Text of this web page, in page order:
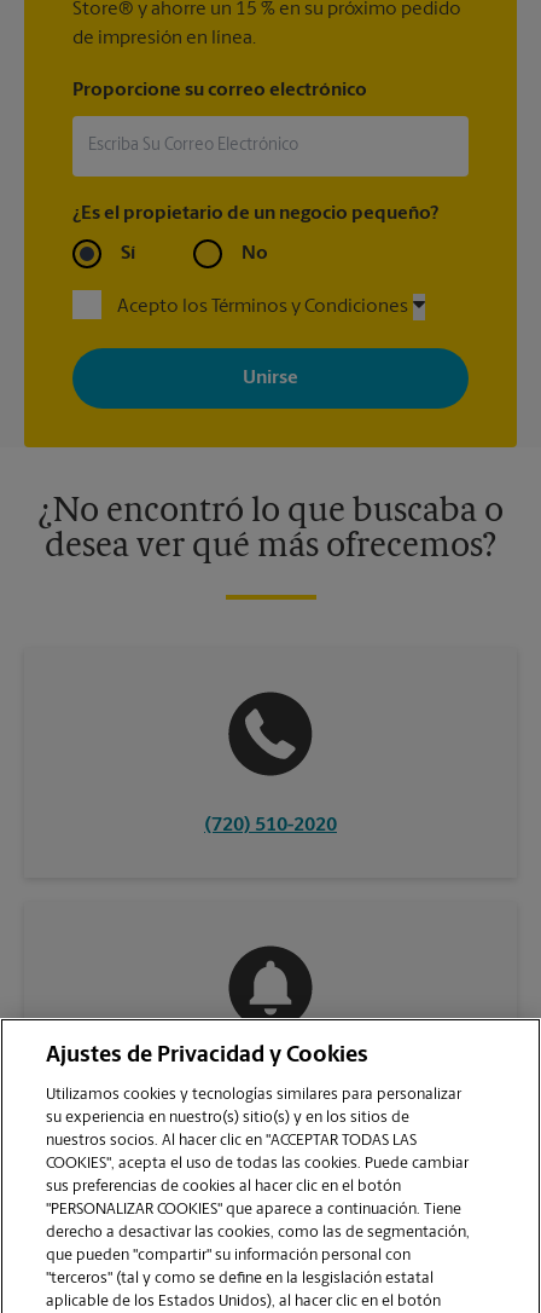
Store® y ahorre un 15 % en su próximo pedido
de impresión en línea.
Proporcione su correo electrónico
¿Es el propietario de un negocio pequeño?
Sí No
Acepto los Términos y Condiciones
Al registrarse, acepta recibir correos electrónicos de The UPS
Store con noticias, ofertas especiales, promociones y mensajes
adaptados a sus intereses. Puede darse de baja en cualquier
momento. Para más información, consulte nuestra política de
¿No encontró lo que buscaba o
desea ver qué más ofrecemos?
(720) 510-2020
Ajustes de Privacidad y Cookies
Utilizamos cookies y tecnologías similares para personalizar
su experiencia en nuestro(s) sitio(s) y en los sitios de
nuestros socios. Al hacer clic en "ACCEPTAR TODAS LAS
COOKIES", acepta el uso de todas las cookies. Puede cambiar
sus preferencias de cookies al hacer clic en el botón
"PERSONALIZAR COOKIES" que aparece a continuación. Tiene
derecho a desactivar las cookies, como las de segmentación,
que pueden "compartir" su información personal con
"terceros" (tal y como se define en la lesgislación estatal
aplicable de los Estados Unidos), al hacer clic en el botón